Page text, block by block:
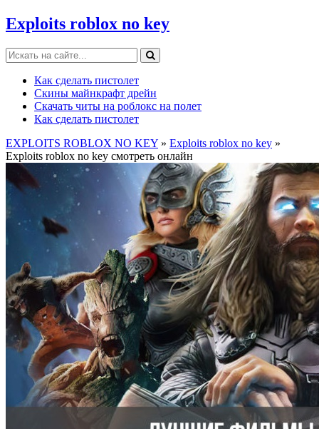
Exploits roblox no key
Как сделать пистолет
Скины майнкрафт дрейн
Скачать читы на роблокс на полет
Как сделать пистолет
EXPLOITS ROBLOX NO KEY » Exploits roblox no key »
Exploits roblox no key смотреть онлайн